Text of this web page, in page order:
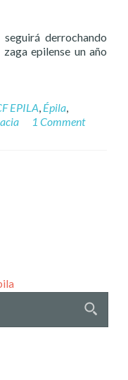
derrochando
epilense un año
EPILA, Épila,
1 Comment